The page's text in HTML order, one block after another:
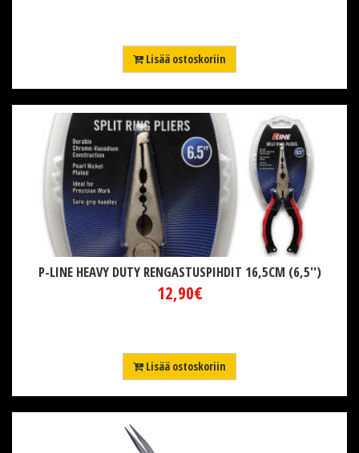
Lisää ostoskoriin
P-LINE HEAVY DUTY RENGASTUSPIHDIT 16,5CM (6,5'')
12,90€
Lisää ostoskoriin